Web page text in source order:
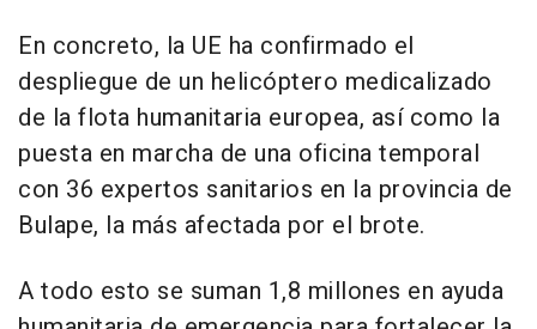
En concreto, la UE ha confirmado el
despliegue de un helicóptero medicalizado
de la flota humanitaria europea, así como la
puesta en marcha de una oficina temporal
con 36 expertos sanitarios en la provincia de
Bulape, la más afectada por el brote.
A todo esto se suman 1,8 millones en ayuda